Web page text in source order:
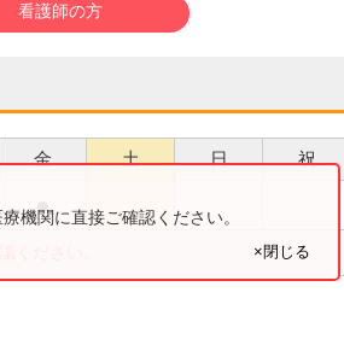
看護師の方
金 土 日 祝
●
ください。
機関に直接ご確認ください。
×閉じる